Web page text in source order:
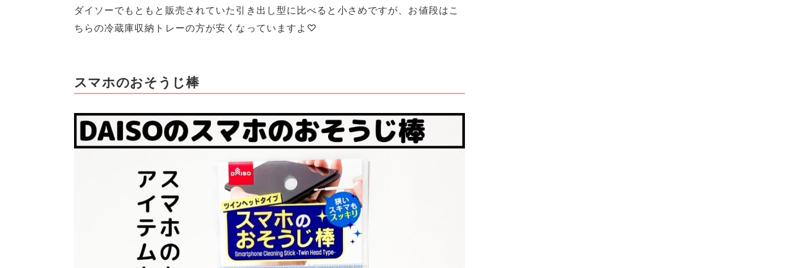
ダイソーでもともと販売されていた引き出し型に比べると小さめですが、お値段はこ
ちらの冷蔵庫収納トレーの方が安くなっていますよ♡
スマホのおそうじ棒